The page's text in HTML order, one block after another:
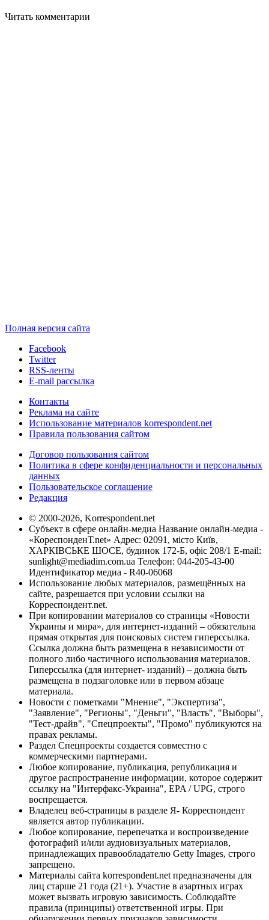
Читать комментарии
Полная версия сайта
Facebook
Twitter
RSS-ленты
E-mail рассылка
Контакты
Реклама на сайте
Использование материалов korrespondent.net
Правила пользования сайтом
Договор пользования сайтом
Политика в сфере конфиденциальности и персональных
данных
Пользовательское соглашение
Редакция
© 2000-2026, Korrespondent.net
Субъект в сфере онлайн-медиа Название онлайн-медиа -
«КореспонденТ.net» Адрес: 02091, місто Київ,
ХАРКІВСЬКЕ ШОСЕ, будинок 172-Б, офіс 208/1 E-mail:
sunlight@mediadim.com.ua Телефон: 044-205-43-00
Идентификатор медиа - R40-06068
Использование любых материалов, размещённых на
сайте, разрешается при условии ссылки на
Корреспондент.net.
При копировании материалов со страницы «Новости
Украины и мира», для интернет-изданий – обязательна
прямая открытая для поисковых систем гиперссылка.
Ссылка должна быть размещена в независимости от
полного либо частичного использования материалов.
Гиперссылка (для интернет- изданий) – должна быть
размещена в подзаголовке или в первом абзаце
материала.
Новости с пометками "Мнение", "Экспертиза",
"Заявление", "Регионы", "Деньги", "Власть", "Выборы",
"Тест-драйв", "Спецпроекты", "Промо" публикуются на
правах рекламы.
Раздел Спецпроекты создается совместно с
коммерческими партнерами.
Любое копирование, публикация, републикация и
другое распространение информации, которое содержит
ссылку на "Интерфакс-Украина", EPA / UPG, строго
воспрещается.
Владелец веб-страницы в разделе Я- Корреспондент
является автор публикации.
Любое копирование, перепечатка и воспроизведение
фотографий и/или аудиовизуальных материалов,
принадлежащих правообладателю Getty Images, строго
запрещено.
Материалы сайта korrespondent.net предназначены для
лиц старше 21 года (21+). Участие в азартных играх
может вызвать игровую зависимость. Соблюдайте
правила (принципы) ответственной игры. При